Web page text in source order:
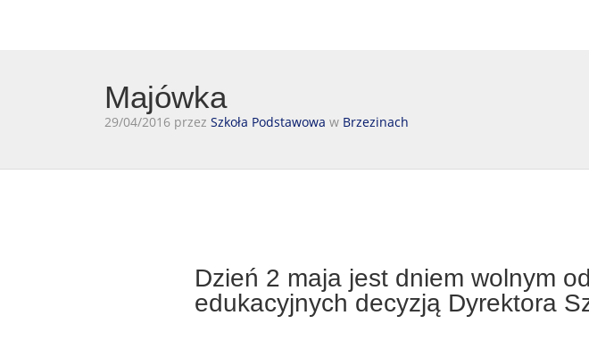
Majówka
29/04/2016 przez Szkoła Podstawowa w Brzezinach
Dzień 2 maja jest dniem wolnym
edukacyjnych decyzją Dyrektora